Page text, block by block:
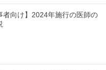
者向け】2024年施行の医師の